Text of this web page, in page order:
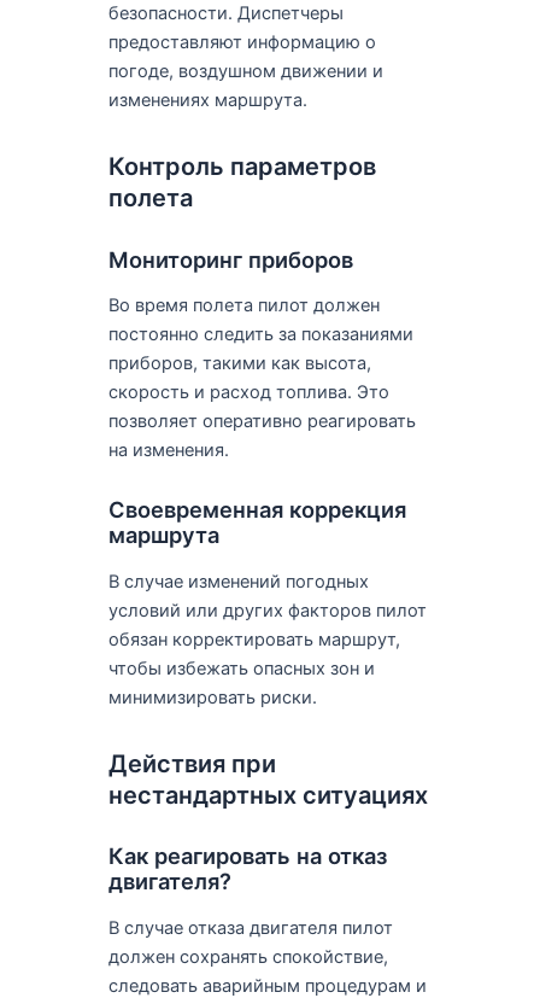
безопасности. Диспетчеры
предоставляют информацию о
погоде, воздушном движении и
изменениях маршрута.
Контроль параметров
полета
Мониторинг приборов
Во время полета пилот должен
постоянно следить за показаниями
приборов, такими как высота,
скорость и расход топлива. Это
позволяет оперативно реагировать
на изменения.
Своевременная коррекция
маршрута
В случае изменений погодных
условий или других факторов пилот
обязан корректировать маршрут,
чтобы избежать опасных зон и
минимизировать риски.
Действия при
нестандартных ситуациях
Как реагировать на отказ
двигателя?
В случае отказа двигателя пилот
должен сохранять спокойствие,
следовать аварийным процедурам и